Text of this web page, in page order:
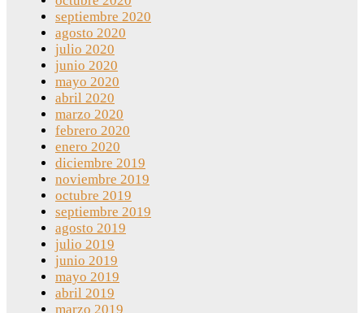
septiembre 2020
agosto 2020
julio 2020
junio 2020
mayo 2020
abril 2020
marzo 2020
febrero 2020
enero 2020
diciembre 2019
noviembre 2019
octubre 2019
septiembre 2019
agosto 2019
julio 2019
junio 2019
mayo 2019
abril 2019
marzo 2019